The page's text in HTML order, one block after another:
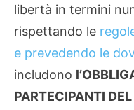
libertà in termini
rispettando le
e prevedendo le
includono
PARTECIPANTI